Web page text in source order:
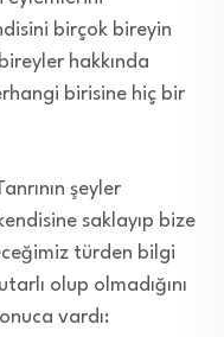
birçok bireyin
hakkında
birisine hiç bir
şeyler
saklayıp bize
türden bilgi
olup olmadığını
vardı: